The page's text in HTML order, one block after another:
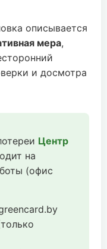
описывается
мера,
и досмотра
Центр
на
(офис